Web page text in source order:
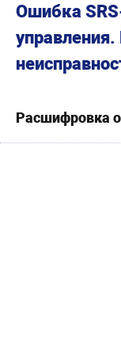
Ошибка
Расшифровка